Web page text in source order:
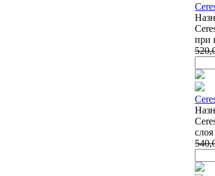
при
520
540